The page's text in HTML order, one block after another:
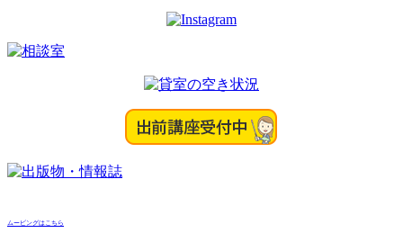
ムービングはこちら